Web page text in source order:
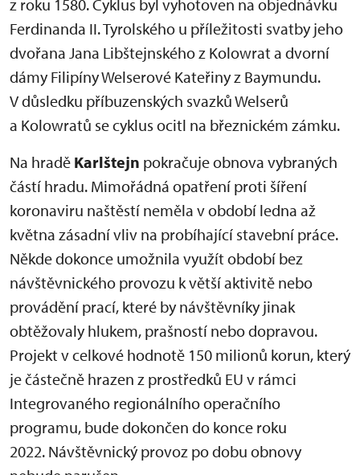
z roku 1580. Cyklus byl vyhotoven na objednávku
Ferdinanda II. Tyrolského u příležitosti svatby jeho
dvořana Jana Libštejnského z Kolowrat a dvorní
dámy Filipíny Welserové Kateřiny z Baymundu.
V důsledku příbuzenských svazků Welserů
a Kolowratů se cyklus ocitl na březnickém zámku.
Na hradě Karlštejn pokračuje obnova vybraných
částí hradu. Mimořádná opatření proti šíření
koronaviru naštěstí neměla v období ledna až
května zásadní vliv na probíhající stavební práce.
Někde dokonce umožnila využít období bez
návštěvnického provozu k větší aktivitě nebo
provádění prací, které by návštěvníky jinak
obtěžovaly hlukem, prašností nebo dopravou.
Projekt v celkové hodnotě 150 milionů korun, který
je částečně hrazen z prostředků EU v rámci
Integrovaného regionálního operačního
programu, bude dokončen do konce roku
2022. Návštěvnický provoz po dobu obnovy